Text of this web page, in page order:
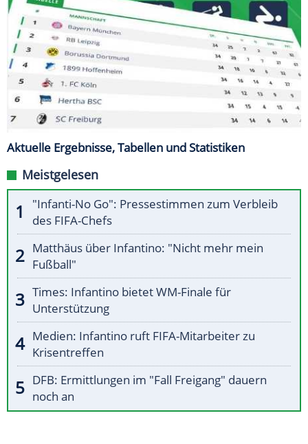
Aktuelle Ergebnisse, Tabellen und Statistiken
Meistgelesen
"Infanti-No Go": Pressestimmen zum Verbleib
des FIFA-Chefs
Matthäus über Infantino: "Nicht mehr mein
Fußball"
Times: Infantino bietet WM-Finale für
Unterstützung
Medien: Infantino ruft FIFA-Mitarbeiter zu
Krisentreffen
DFB: Ermittlungen im "Fall Freigang" dauern
noch an